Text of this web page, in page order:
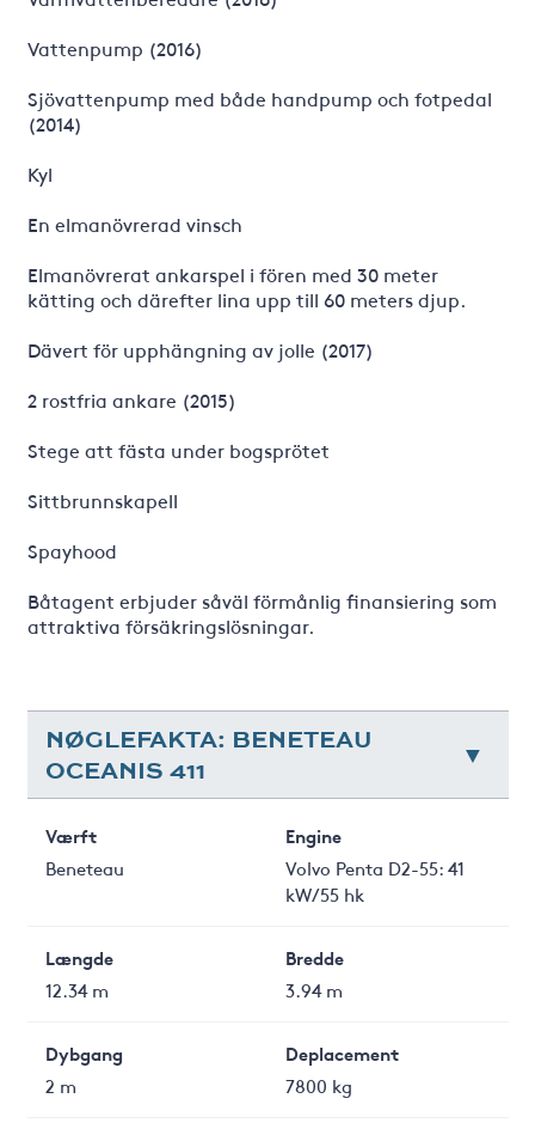
Vattenpump (2016)
Sjövattenpump med både handpump och fotpedal
(2014)
Kyl
En elmanövrerad vinsch
Elmanövrerat ankarspel i fören med 30 meter
kätting och därefter lina upp till 60 meters djup.
Dävert för upphängning av jolle (2017)
2 rostfria ankare (2015)
Stege att fästa under bogsprötet
Sittbrunnskapell
Spayhood
Båtagent erbjuder såväl förmånlig finansiering som
attraktiva försäkringslösningar.
NØGLEFAKTA: BENETEAU
OCEANIS 411
Værft
Beneteau
Engine
Volvo Penta D2-55: 41
kW/55 hk
Længde
12.34 m
Bredde
3.94 m
Dybgang
2 m
Deplacement
7800 kg